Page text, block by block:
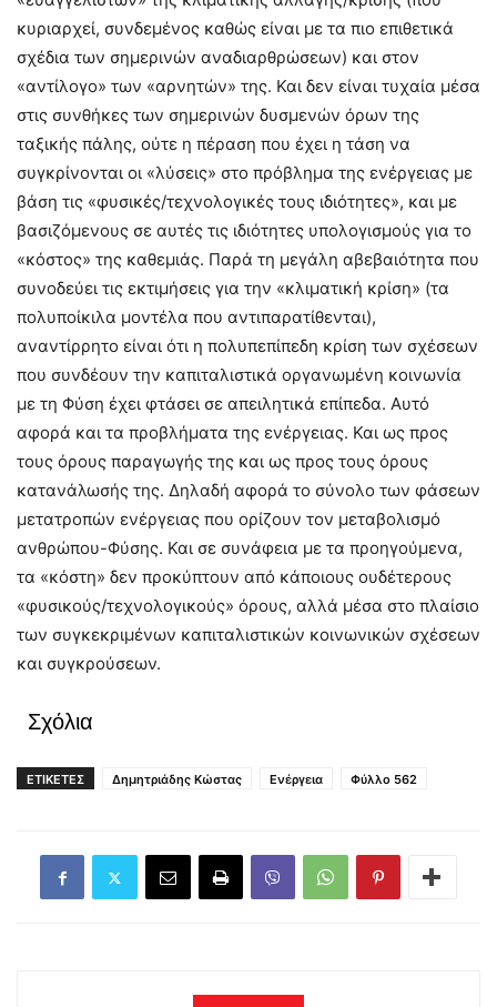
κυριαρχεί, συνδεμένος καθώς είναι με τα πιο επιθετικά
σχέδια των σημερινών αναδιαρθρώσεων) και στον
«αντίλογο» των «αρνητών» της. Και δεν είναι τυχαία μέσα
στις συνθήκες των σημερινών δυσμενών όρων της
ταξικής πάλης, ούτε η πέραση που έχει η τάση να
συγκρίνονται οι «λύσεις» στο πρόβλημα της ενέργειας με
βάση τις «φυσικές/τεχνολογικές τους ιδιότητες», και με
βασιζόμενους σε αυτές τις ιδιότητες υπολογισμούς για το
«κόστος» της καθεμιάς. Παρά τη μεγάλη αβεβαιότητα που
συνοδεύει τις εκτιμήσεις για την «κλιματική κρίση» (τα
πολυποίκιλα μοντέλα που αντιπαρατίθενται),
αναντίρρητο είναι ότι η πολυπεπίπεδη κρίση των σχέσεων
που συνδέουν την καπιταλιστικά οργανωμένη κοινωνία
με τη Φύση έχει φτάσει σε απειλητικά επίπεδα. Αυτό
αφορά και τα προβλήματα της ενέργειας. Και ως προς
τους όρους παραγωγής της και ως προς τους όρους
κατανάλωσής της. Δηλαδή αφορά το σύνολο των φάσεων
μετατροπών ενέργειας που ορίζουν τον μεταβολισμό
ανθρώπου-Φύσης. Και σε συνάφεια με τα προηγούμενα,
τα «κόστη» δεν προκύπτουν από κάποιους ουδέτερους
«φυσικούς/τεχνολογικούς» όρους, αλλά μέσα στο πλαίσιο
των συγκεκριμένων καπιταλιστικών κοινωνικών σχέσεων
και συγκρούσεων.
Σχόλια
ΕΤΙΚΕΤΕΣ Δημητριάδης Κώστας Ενέργεια Φύλλο 562